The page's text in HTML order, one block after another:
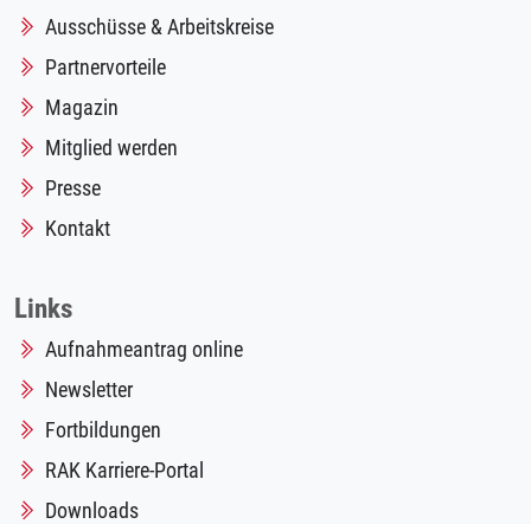
Ausschüsse & Arbeitskreise
Partnervorteile
Magazin
Mitglied werden
Presse
Kontakt
Links
Aufnahmeantrag online
Newsletter
Fortbildungen
RAK Karriere-Portal
Downloads